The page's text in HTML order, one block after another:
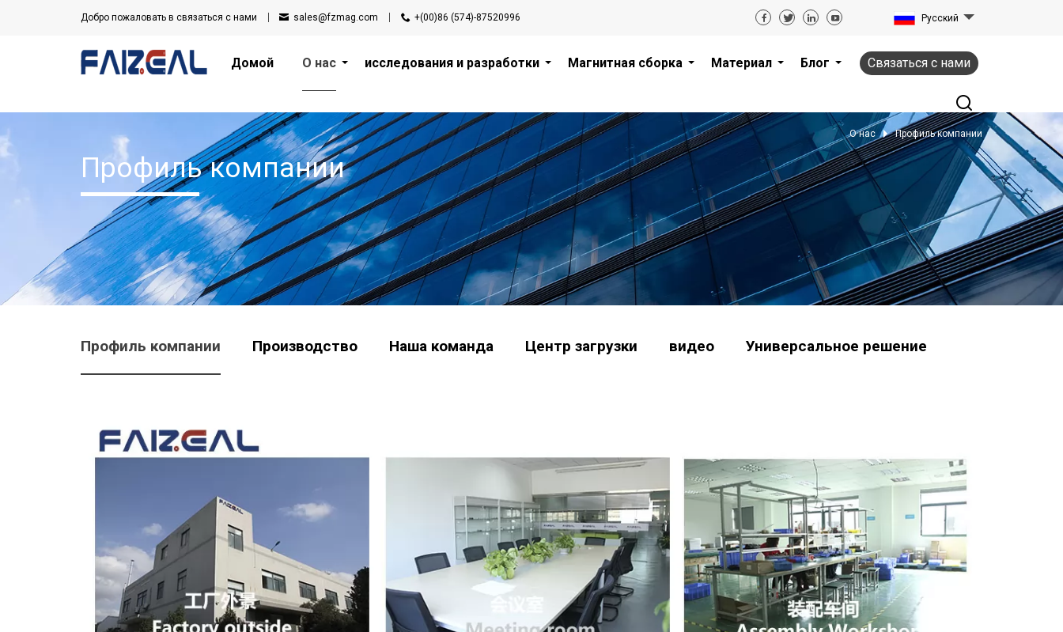
Добро пожаловать в связаться с нами sales@fzmag.com +(00)86 (574)-87520996 Pусский
Связаться с нами
Домой О нас исследования и разработки Магнитная сборка Материал Блог
О нас Профиль компании
Профиль компании
Профиль компании Производство Наша команда Центр загрузки видео Универсальное решение